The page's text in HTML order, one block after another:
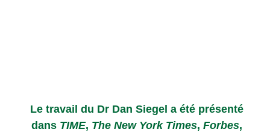
Le travail du Dr Dan Siegel a été présenté
dans TIME, The New York Times, Forbes,